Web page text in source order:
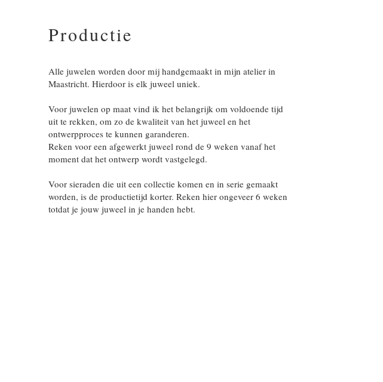
Productie
Alle juwelen worden door mij handgemaakt in mijn atelier in
Maastricht. Hierdoor is elk juweel uniek.
Voor juwelen op maat vind ik het belangrijk om voldoende tijd
uit te rekken, om zo de kwaliteit van het juweel en het
ontwerpproces te kunnen garanderen.
Reken voor een afgewerkt juweel rond de 9 weken vanaf het
moment dat het ontwerp wordt vastgelegd.
Voor sieraden die uit een collectie komen en in serie gemaakt
worden, is de productietijd korter. Reken hier ongeveer 6 weken
totdat je jouw juweel in je handen hebt.